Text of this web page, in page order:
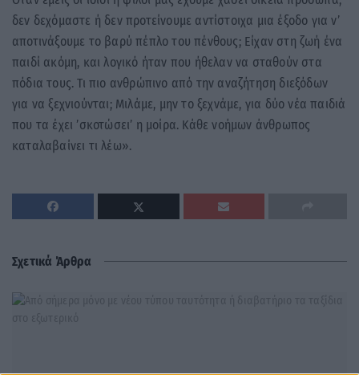
δεν δεχόμαστε ή δεν προτείνουμε αντίστοιχα μια έξοδο για ν’
αποτινάξουμε το βαρύ πέπλο του πένθους; Είχαν στη ζωή ένα
παιδί ακόμη, και λογικό ήταν που ήθελαν να σταθούν στα
πόδια τους. Τι πιο ανθρώπινο από την αναζήτηση διεξόδων
για να ξεχνιούνται; Μιλάμε, μην το ξεχνάμε, για δύο νέα παιδιά
που τα έχει ’σκοτώσει’ η μοίρα. Κάθε νοήμων άνθρωπος
καταλαβαίνει τι λέω».
Σχετικά Άρθρα